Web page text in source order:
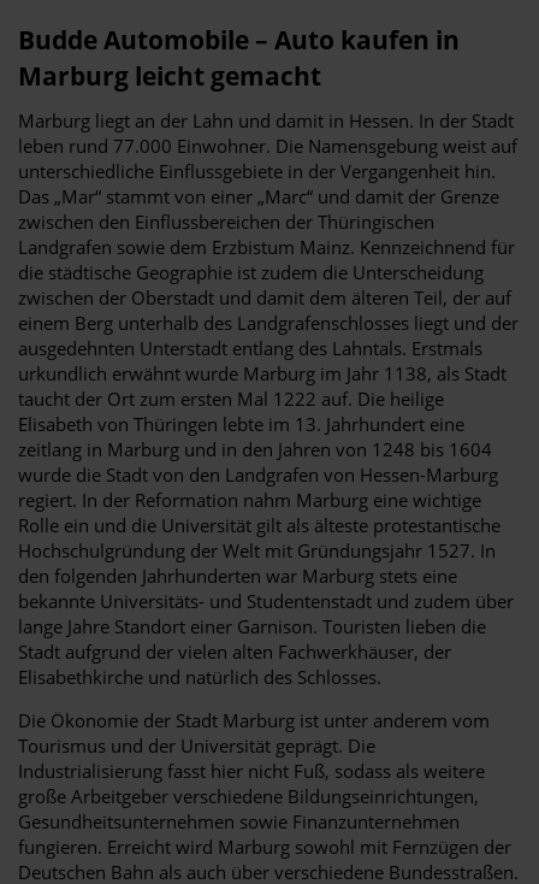
Budde Automobile – Auto kaufen in
Marburg leicht gemacht
Marburg liegt an der Lahn und damit in Hessen. In der Stadt
leben rund 77.000 Einwohner. Die Namensgebung weist auf
unterschiedliche Einflussgebiete in der Vergangenheit hin.
Das „Mar“ stammt von einer „Marc“ und damit der Grenze
zwischen den Einflussbereichen der Thüringischen
Landgrafen sowie dem Erzbistum Mainz. Kennzeichnend für
die städtische Geographie ist zudem die Unterscheidung
zwischen der Oberstadt und damit dem älteren Teil, der auf
einem Berg unterhalb des Landgrafenschlosses liegt und der
ausgedehnten Unterstadt entlang des Lahntals. Erstmals
urkundlich erwähnt wurde Marburg im Jahr 1138, als Stadt
taucht der Ort zum ersten Mal 1222 auf. Die heilige
Elisabeth von Thüringen lebte im 13. Jahrhundert eine
zeitlang in Marburg und in den Jahren von 1248 bis 1604
wurde die Stadt von den Landgrafen von Hessen-Marburg
regiert. In der Reformation nahm Marburg eine wichtige
Rolle ein und die Universität gilt als älteste protestantische
Hochschulgründung der Welt mit Gründungsjahr 1527. In
den folgenden Jahrhunderten war Marburg stets eine
bekannte Universitäts- und Studentenstadt und zudem über
lange Jahre Standort einer Garnison. Touristen lieben die
Stadt aufgrund der vielen alten Fachwerkhäuser, der
Elisabethkirche und natürlich des Schlosses.
Die Ökonomie der Stadt Marburg ist unter anderem vom
Tourismus und der Universität geprägt. Die
Industrialisierung fasst hier nicht Fuß, sodass als weitere
große Arbeitgeber verschiedene Bildungseinrichtungen,
Gesundheitsunternehmen sowie Finanzunternehmen
fungieren. Erreicht wird Marburg sowohl mit Fernzügen der
Deutschen Bahn als auch über verschiedene Bundesstraßen.